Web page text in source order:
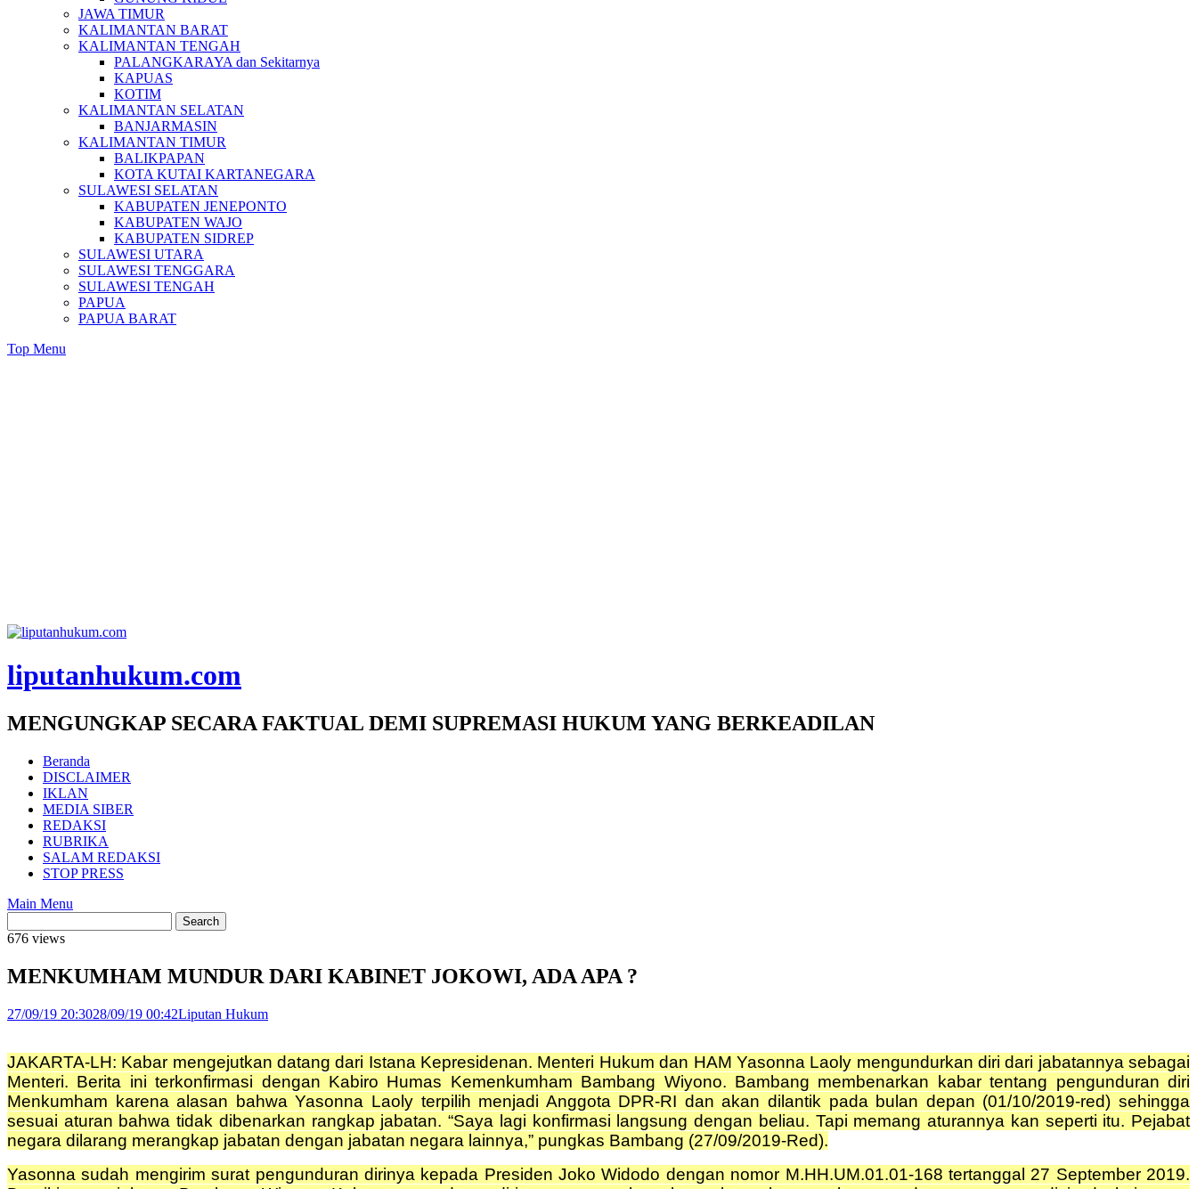
JAWA TIMUR
KALIMANTAN BARAT
KALIMANTAN TENGAH
PALANGKARAYA dan Sekitarnya
KAPUAS
KOTIM
KALIMANTAN SELATAN
BANJARMASIN
KALIMANTAN TIMUR
BALIKPAPAN
KOTA KUTAI KARTANEGARA
SULAWESI SELATAN
KABUPATEN JENEPONTO
KABUPATEN WAJO
KABUPATEN SIDREP
SULAWESI UTARA
SULAWESI TENGGARA
SULAWESI TENGAH
PAPUA
PAPUA BARAT
Top Menu
liputanhukum.com
MENGUNGKAP SECARA FAKTUAL DEMI SUPREMASI HUKUM YANG BERKEADILAN
Beranda
DISCLAIMER
IKLAN
MEDIA SIBER
REDAKSI
RUBRIKA
SALAM REDAKSI
STOP PRESS
Main Menu
676 views
MENKUMHAM MUNDUR DARI KABINET JOKOWI, ADA APA ?
27/09/19 20:3028/09/19 00:42Liputan Hukum
JAKARTA-LH: Kabar mengejutkan datang dari Istana Kepresidenan. Menteri Hukum dan HAM Yasonna Laoly mengundurkan diri dari jabatannya sebagai
Menteri. Berita ini terkonfirmasi dengan Kabiro Humas Kemenkumham Bambang Wiyono. Bambang membenarkan kabar tentang pengunduran diri
Menkumham karena alasan bahwa Yasonna Laoly terpilih menjadi Anggota DPR-RI dan akan dilantik pada bulan depan (01/10/2019-red) sehingga
sesuai aturan bahwa tidak dibenarkan rangkap jabatan. “Saya lagi konfirmasi langsung dengan beliau. Tapi memang aturannya kan seperti itu. Pejabat
negara dilarang merangkap jabatan dengan jabatan negara lainnya,” pungkas Bambang (27/09/2019-Red).
Yasonna sudah mengirim surat pengunduran dirinya kepada Presiden Joko Widodo dengan nomor M.HH.UM.01.01-168 tertanggal 27 September 2019.